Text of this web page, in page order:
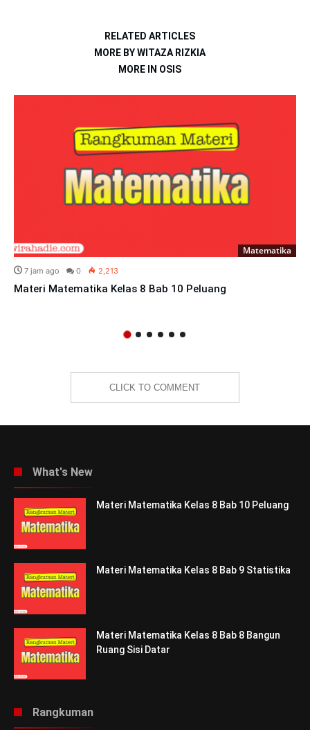
RELATED ARTICLES
MORE BY WITAZA RIZKIA
MORE IN OSIS
Matematika
7 jam ago 0 2,213
Materi Matematika Kelas 8 Bab 10 Peluang
CLICK TO COMMENT
What's New
Materi Matematika Kelas 8 Bab 10 Peluang
Materi Matematika Kelas 8 Bab 9 Statistika
Materi Matematika Kelas 8 Bab 8 Bangun
Ruang Sisi Datar
Rangkuman